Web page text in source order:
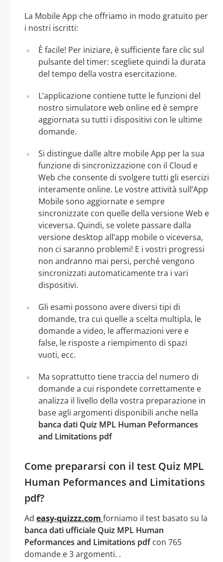
La Mobile App che offriamo in modo gratuito per
i nostri iscritti:
È facile! Per iniziare, è sufficiente fare clic sul
pulsante del timer: scegliete quindi la durata
del tempo della vostra esercitazione.
L’applicazione contiene tutte le funzioni del
nostro simulatore web online ed è sempre
aggiornata su tutti i dispositivi con le ultime
domande.
Si distingue dalle altre mobile App per la sua
funzione di sincronizzazione con il Cloud e
Web che consente di svolgere tutti gli esercizi
interamente online. Le vostre attività sull’App
Mobile sono aggiornate e sempre
sincronizzate con quelle della versione Web e
viceversa. Quindi, se volete passare dalla
versione desktop all’app mobile o viceversa,
non ci saranno problemi! E i vostri progressi
non andranno mai persi, perché vengono
sincronizzati automaticamente tra i vari
dispositivi.
Gli esami possono avere diversi tipi di
domande, tra cui quelle a scelta multipla, le
domande a video, le affermazioni vere e
false, le risposte a riempimento di spazi
vuoti, ecc.
Ma soprattutto tiene traccia del numero di
domande a cui rispondete correttamente e
analizza il livello della vostra preparazione in
base agli argomenti disponibili anche nella
banca dati Quiz MPL Human Peformances
and Limitations pdf
Come prepararsi con il test Quiz MPL
Human Peformances and Limitations
pdf?
Ad easy-quizzz.com forniamo il test basato su la
banca dati ufficiale Quiz MPL Human
Peformances and Limitations pdfcon 765
domande e 3 argomenti. .